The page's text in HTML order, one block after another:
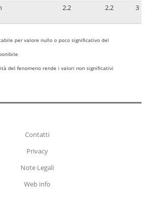
2.2 2.2 3
per valore nullo o poco significativo del
del fenomeno rende i valori non significativi
Contatti
Privacy
Note Legali
Web info